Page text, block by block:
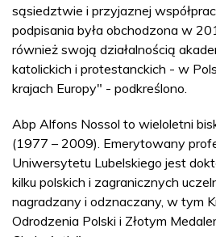
sąsiedztwie i przyjaznej
podpisania była obchodzona w
również swoją działalnością
katolickich i protestanckich - w
krajach Europy" - podkreślono.
Abp Alfons Nossol to wieloletni
(1977 – 2009). Emerytowany
Uniwersytetu Lubelskiego jest
kilku polskich i zagranicznych
nagradzany i odznaczany, w tym
Odrodzenia Polski i Złotym